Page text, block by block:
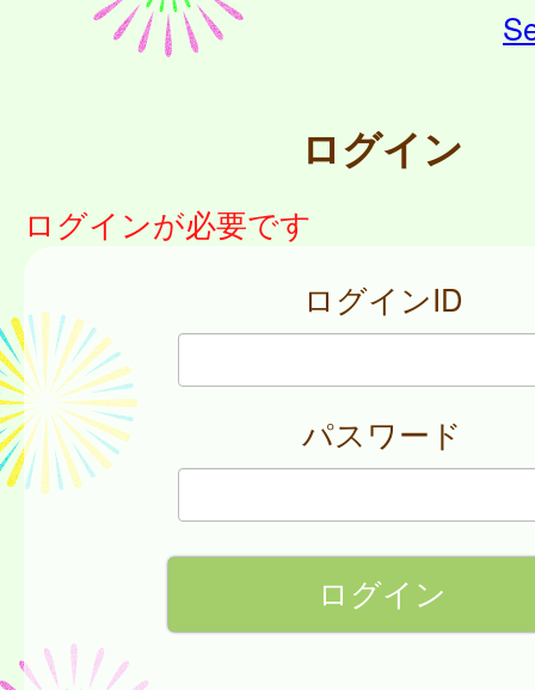
ログイン
ログインが必要です
ログインID
パスワード